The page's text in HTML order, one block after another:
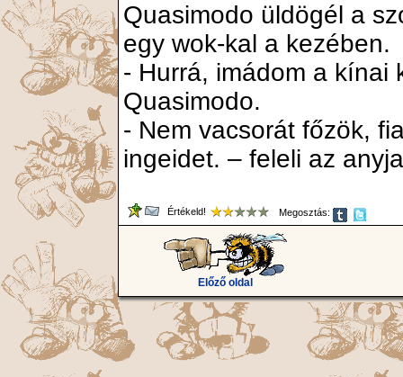
Quasimodo üldögél a
egy wok-kal a kezében.
- Hurrá, imádom a kínai
Quasimodo.
- Nem vacsorát főzök,
ingeidet. – feleli az
Értékeld! Megosztás:
Előző oldal